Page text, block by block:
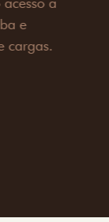
overbumper,
proteção
com